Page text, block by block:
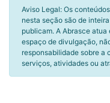
Aviso Legal: Os
nesta seção são de
publicam. A Abrasce
espaço de divulgação,
responsabilidade sobre a
serviços, atividades ou